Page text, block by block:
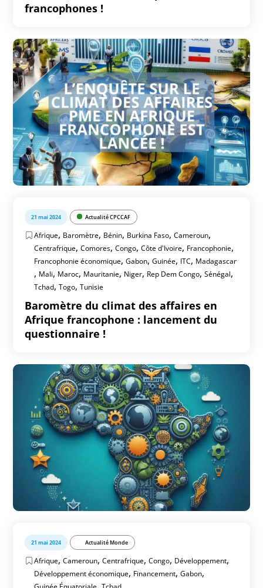
francophones !
21 mai 2024 Actualité CPCCAF
Afrique, Baromètre, Bénin, Burkina Faso,Cameroun,
Centrafrique,Comores,Congo,Côte d'Ivoire, Francophonie,
Francophonie économique,Gabon,Guinée, ITC, Madagascar
, Mali, Maroc, Mauritanie, Niger, Rep Dem Congo,Sénégal,
Tchad,Togo,Tunisie
Baromètre du climat des affaires en
Afrique francophone : lancement du
questionnaire !
21 mai 2024 Actualité Monde
Afrique,Cameroun,Centrafrique,Congo, Développement,
Développement économique, Financement,Gabon,